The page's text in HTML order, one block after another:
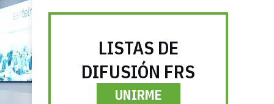
LISTAS DE
DIFUSIÓN FRS
UNIRME